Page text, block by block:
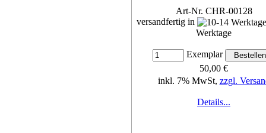
Art-Nr. CHR-00128
versandfertig in
Werktage
Exemplar
50,00 €
inkl. 7% MwSt, zzgl.
Details...